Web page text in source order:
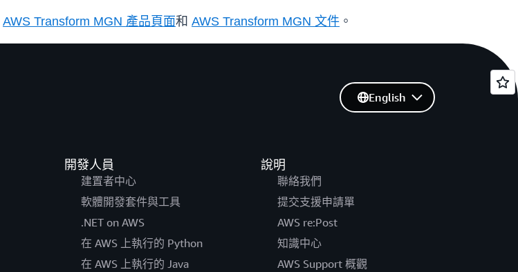
AWS Transform MGN 產品頁面和 AWS Transform MGN 文件 。
開發人員
建置者中心
軟體開發套件與工具
.NET on AWS
在 AWS 上執行的 Python
在 AWS 上執行的 Java
說明
聯絡我們
提交支援申請單
AWS re:Post
知識中心
AWS Support 概觀
English